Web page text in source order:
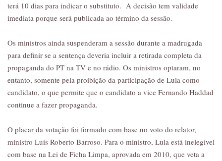
terá 10 dias para indicar o substituto. A decisão tem validade
imediata porque será publicada ao término da sessão.
Os ministros ainda suspenderam a sessão durante a madrugada
para definir se a sentença deveria incluir a retirada completa da
propaganda do PT na TV e no rádio. Os ministros optaram, no
entanto, somente pela proibição da participação de Lula como
candidato, o que permite que o candidato a vice Fernando Haddad
continue a fazer propaganda.
O placar da votação foi formado com base no voto do relator,
ministro Luís Roberto Barroso. Para o ministro, Lula está inelegível
com base na Lei de Ficha Limpa, aprovada em 2010, que veta a